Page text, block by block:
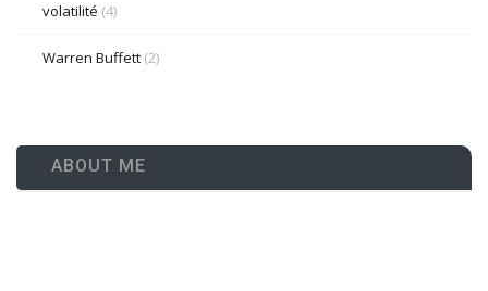
volatilité (4)
Warren Buffett (2)
ABOUT ME